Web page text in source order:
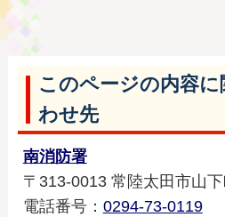
このページの内容
わせ先
南消防署
〒313-0013 常陸太田市山
電話番号： 0294-73-0119